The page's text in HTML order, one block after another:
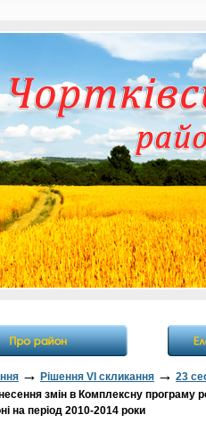
→ Рішення VI скликання → 23
змін в Комплексну програму
на період 2010-2014 роки